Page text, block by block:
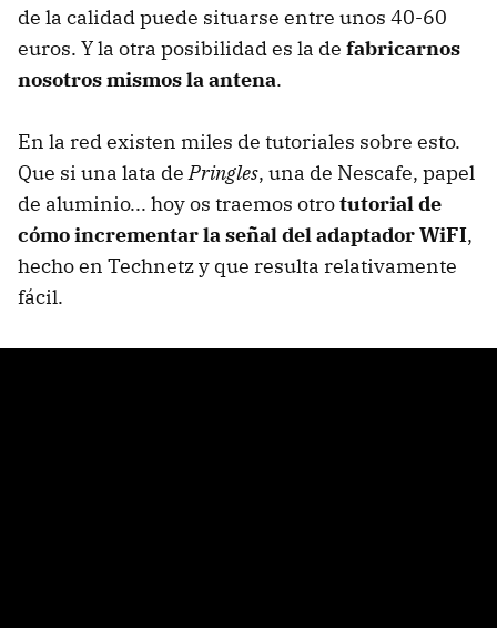
de la calidad puede situarse entre unos 40-60
euros. Y la otra posibilidad es la de fabricarnos
nosotros mismos la antena.
En la red existen miles de tutoriales sobre esto.
Que si una lata dePringles, una de Nescafe, papel
de aluminio... hoy os traemos otrotutorial de
cómo incrementar la señal del adaptador WiFI,
hecho en Technetz y que resulta relativamente
fácil.